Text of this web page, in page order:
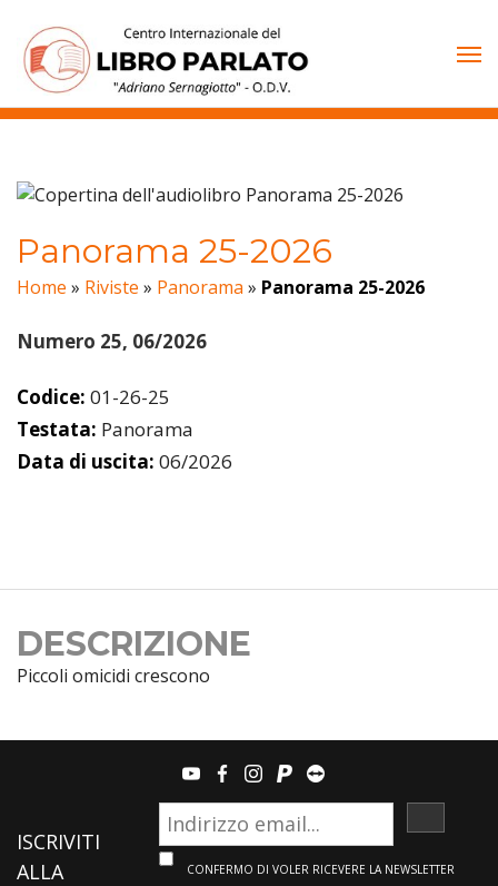
contenuto
Panorama 25-2026
Home » Riviste » Panorama » Panorama 25-2026
Numero 25, 06/2026
Codice: 01-26-25
Testata: Panorama
Data di uscita: 06/2026
DESCRIZIONE
Piccoli omicidi crescono
youtubefacebook
instagram
paypalteamviewer
ISCRIVITI
ALLA
CONFERMO DI VOLER RICEVERE LA NEWSLETTER